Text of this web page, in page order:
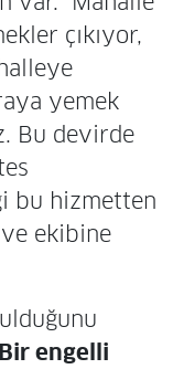
çıkıyor,
yemek
Bu devirde
bu hizmetten
ve ekibine
engelli